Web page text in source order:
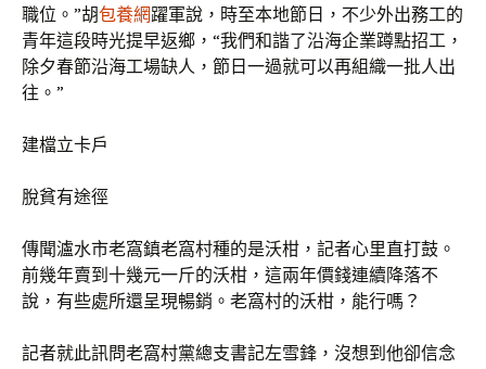
職位。”胡包養網躍軍說，時至本地節日，不少外出務工的
青年這段時光提早返鄉，“我們和諧了沿海企業蹲點招工，
除夕春節沿海工場缺人，節日一過就可以再組織一批人出
往。”
建檔立卡戶
脫貧有途徑
傳聞瀘水市老窩鎮老窩村種的是沃柑，記者心里直打鼓。
前幾年賣到十幾元一斤的沃柑，這兩年價錢連續降落不
說，有些處所還呈現暢銷。老窩村的沃柑，能行嗎？
記者就此訊問老窩村黨總支書記左雪鋒，沒想到他卻信念